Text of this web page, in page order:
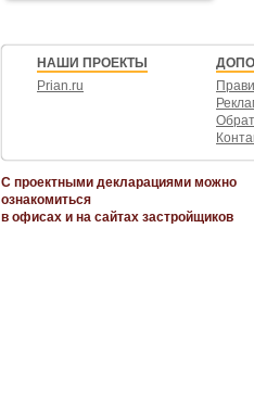
НАШИ ПРОЕКТЫ
Prian.ru
С проектными декларациями можно
ознакомиться
в офисах и на сайтах застройщиков